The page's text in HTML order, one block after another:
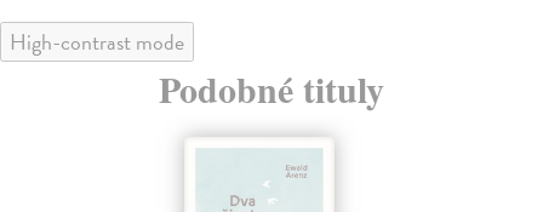
High-contrast mode
Podobné tituly